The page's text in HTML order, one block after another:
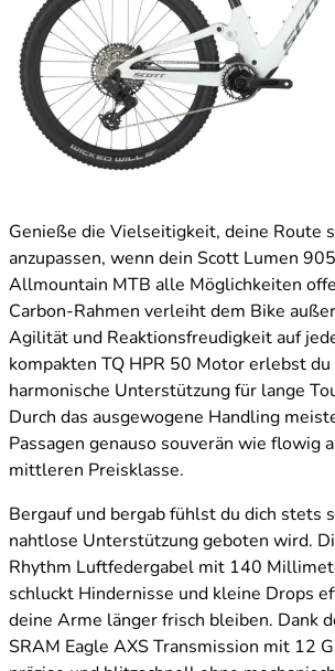
Genieße die Vielseitigkeit, deine Route
anzupassen, wenn dein Scott Lumen
Allmountain MTB alle Möglichkeiten
Carbon-Rahmen verleiht dem Bike
Agilität und Reaktionsfreudigkeit auf
kompakten TQ HPR 50 Motor erlebst
harmonische Unterstützung für lange
Durch das ausgewogene Handling
Passagen genauso souverän wie flowig
mittleren Preisklasse.
Bergauf und bergab fühlst du dich stets
nahtlose Unterstützung geboten wird.
Rhythm Luftfedergabel mit 140
schluckt Hindernisse und kleine Drops
deine Arme länger frisch bleiben. Dank
SRAM Eagle AXS Transmission mit 12